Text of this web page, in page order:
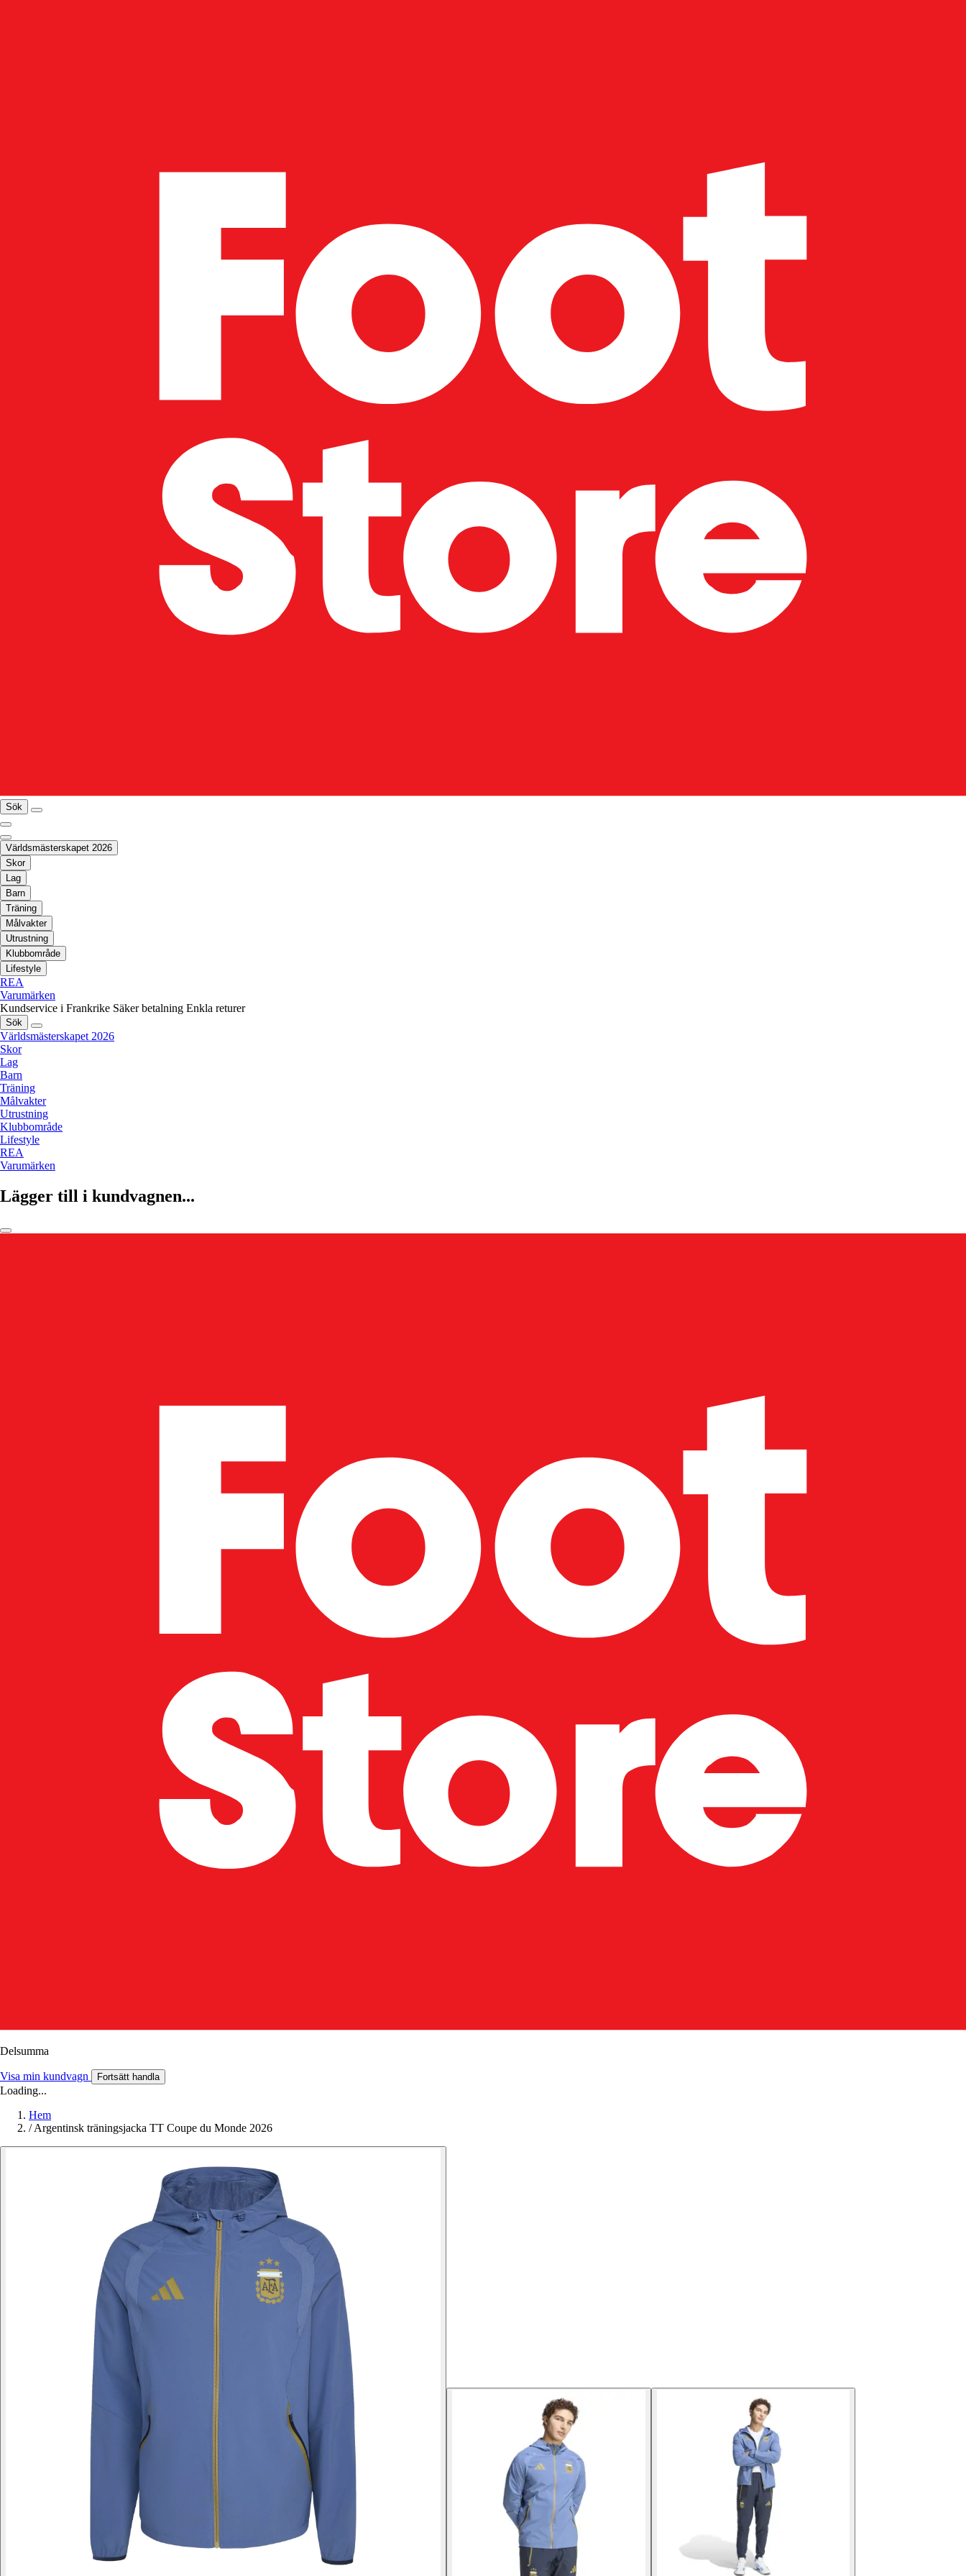
Sök
Världsmästerskapet 2026
Skor
Lag
Barn
Träning
Målvakter
Utrustning
Klubbområde
Lifestyle
REA
Varumärken
Kundservice i Frankrike Säker betalning Enkla returer
Sök
Världsmästerskapet 2026
Skor
Lag
Barn
Träning
Målvakter
Utrustning
Klubbområde
Lifestyle
REA
Varumärken
Lägger till i kundvagnen...
Delsumma
Visa min kundvagn Fortsätt handla
Loading...
Hem
/ Argentinsk träningsjacka TT Coupe du Monde 2026